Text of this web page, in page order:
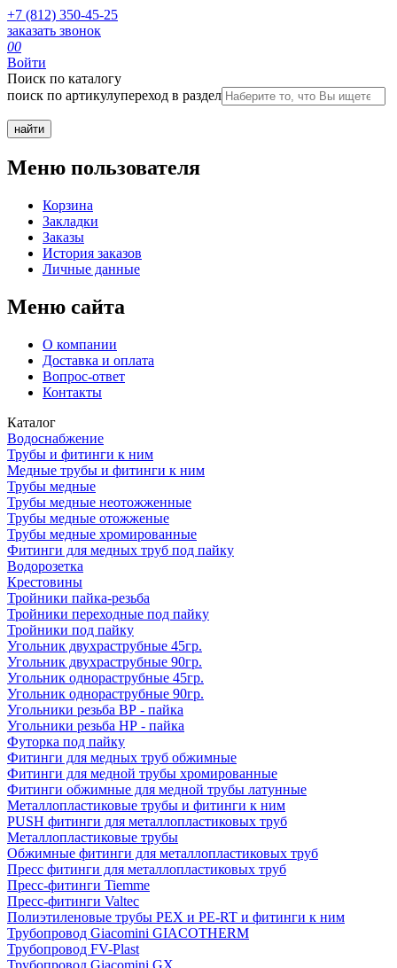
+7 (812) 350-45-25
заказать звонок
00
Войти
Поиск по каталогу
поиск по артикулупереход в раздел
Меню пользователя
Корзина
Закладки
Заказы
История заказов
Личные данные
Меню сайта
О компании
Доставка и оплата
Вопрос-ответ
Контакты
Каталог
Водоснабжение
Трубы и фитинги к ним
Медные трубы и фитинги к ним
Трубы медные
Трубы медные неотожженные
Трубы медные отожженые
Трубы медные хромированные
Фитинги для медных труб под пайку
Водорозетка
Крестовины
Тройники пайка-резьба
Тройники переходные под пайку
Тройники под пайку
Угольник двухраструбные 45гр.
Угольник двухраструбные 90гр.
Угольник однораструбные 45гр.
Угольник однораструбные 90гр.
Угольники резьба ВР - пайка
Угольники резьба НР - пайка
Футорка под пайку
Фитинги для медных труб обжимные
Фитинги для медной трубы хромированные
Фитинги обжимные для медной трубы латунные
Металлопластиковые трубы и фитинги к ним
PUSH фитинги для металлопластиковых труб
Металлопластиковые трубы
Обжимные фитинги для металлопластиковых труб
Пресс фитинги для металлопластиковых труб
Пресс-фитинги Tiemme
Пресс-фитинги Valtec
Полиэтиленовые трубы PEX и PE-RT и фитинги к ним
Трубопровод Giacomini GIACOTHERM
Трубопровод FV-Plast
Трубопровод Giacomini GX